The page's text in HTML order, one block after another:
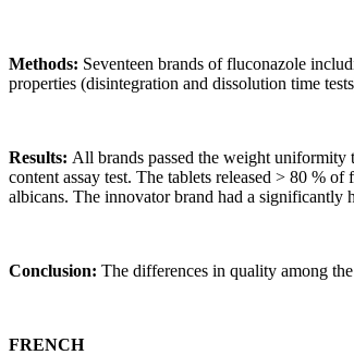
Methods: Seventeen brands of fluconazole
properties (disintegration and dissolution time
Results: All brands passed the weight uniformity
content assay test. The tablets released > 80 %
albicans. The innovator brand had a significantly
Conclusion: The differences in quality among
FRENCH